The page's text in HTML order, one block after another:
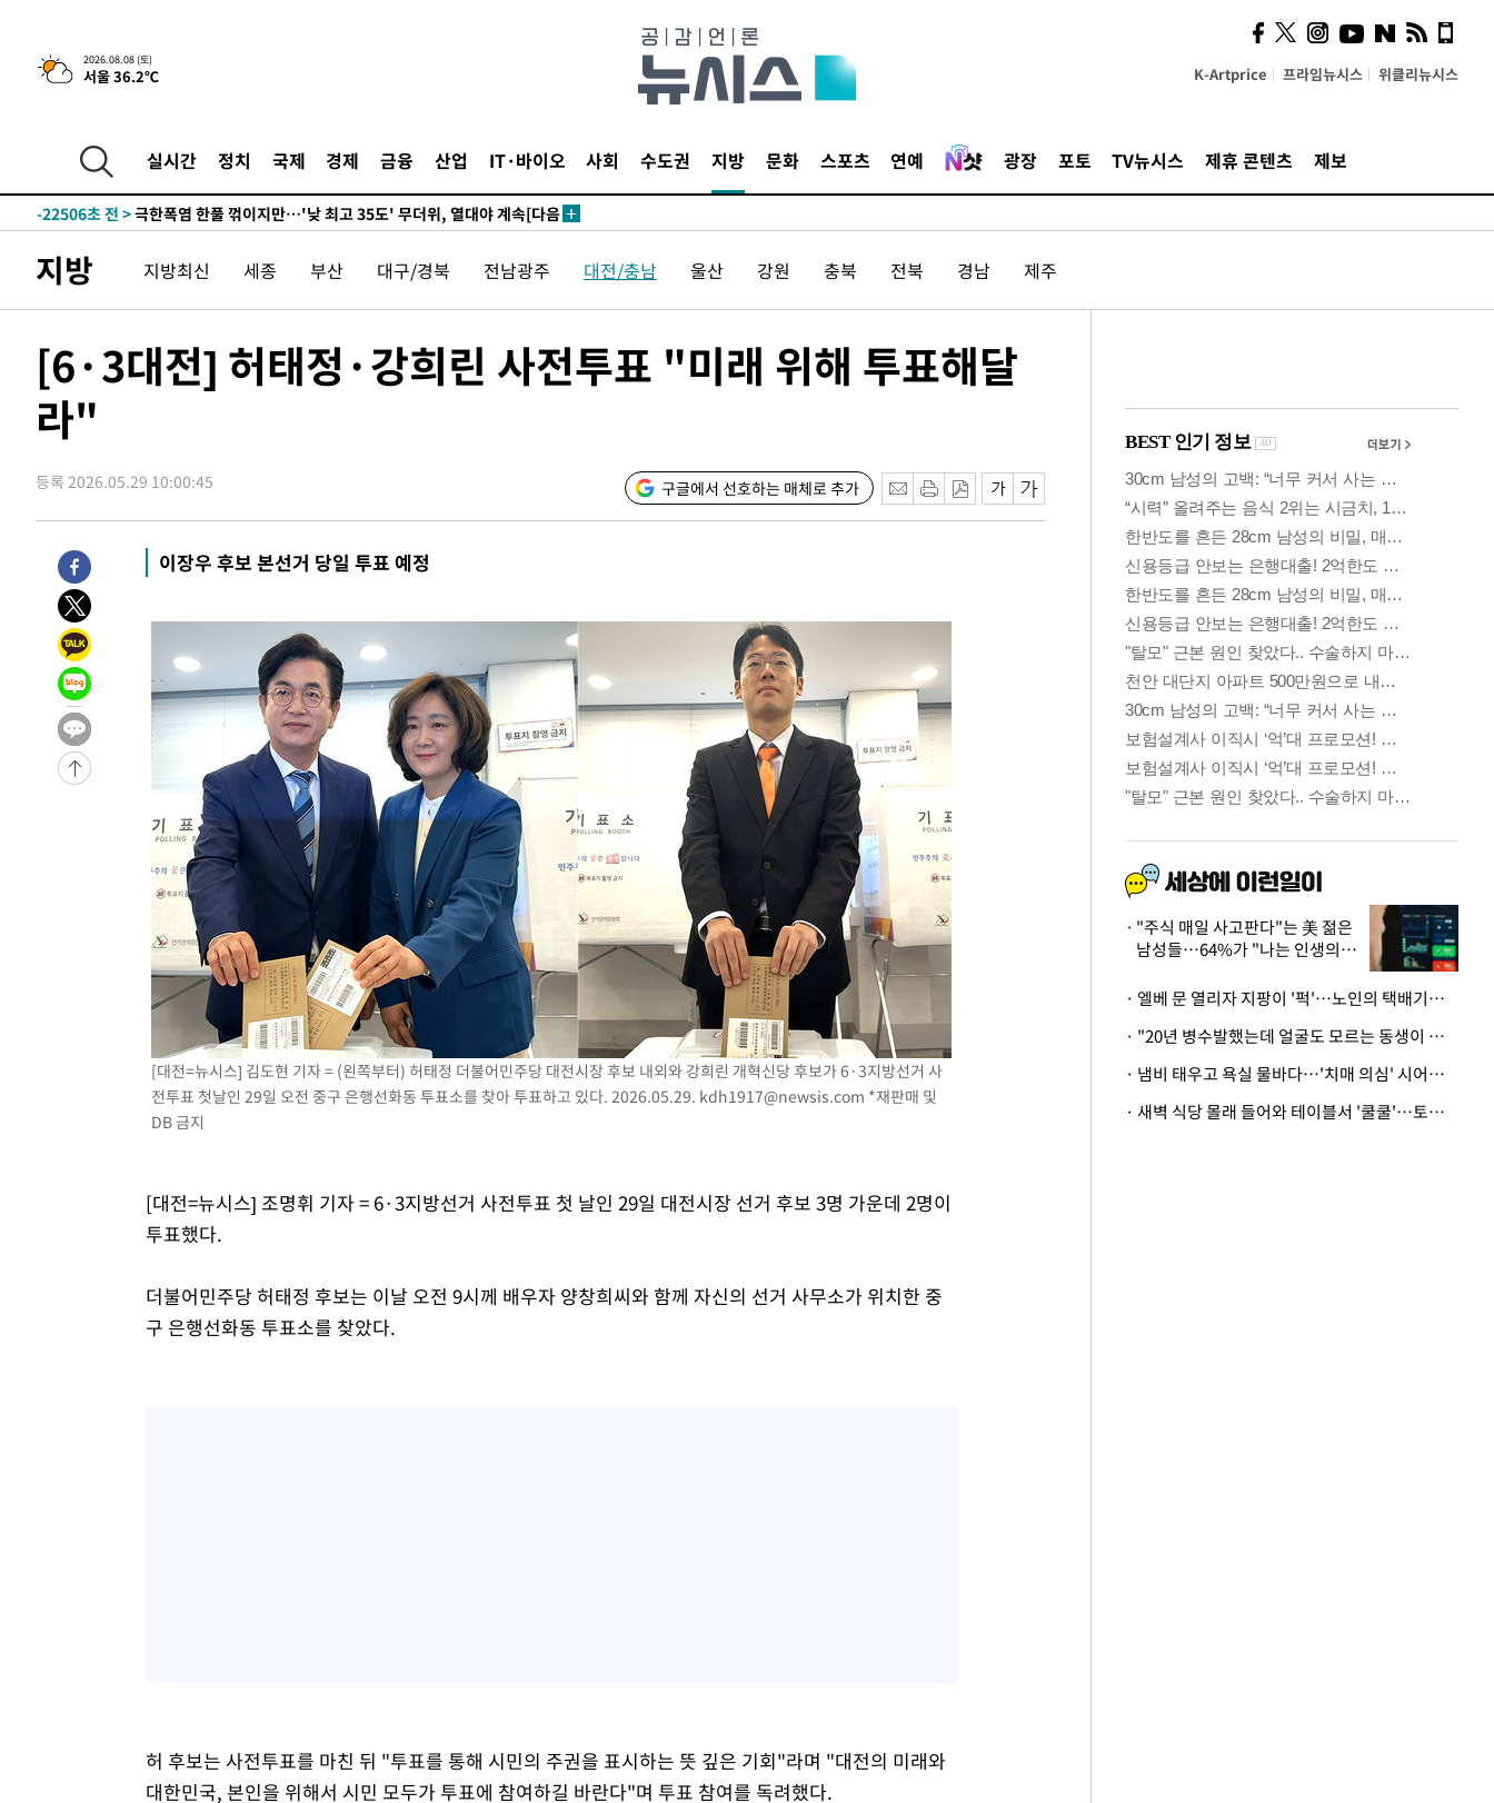
2026.08.08 (토)
서울 36.2℃ K-Artprice 프라임뉴시스 위클리뉴시스
실시간 정치 국제 경제 금융 산업 IT·바이오 사회 수도권 지방 문화 스포츠 연예 광장 포토 TV뉴시스 제휴 콘텐츠 제보
3분 전 >[속보]뉴욕증시 상승 마감…S&P 0.6% 나스닥 1.3%↑
-31659초 전 >백운산서 80년근 천종산삼 9뿌리 발견…감정가 1.3억원
-26903초 전 >
남자 농구, 나고야 아시안게임서 '홈팀' 일본과 한일전
-26279초 전 >
-22506초 전 >극한폭염 한풀 꺾이지만…'낮 최고 35도' 무더위, 열대야 계속[다음
-18041초 전 >
[속보]'압수수색·성접대 논란' 축구협회 "실망과 걱정 안겨드려 죄
-6662초 전 >'최고 37도' 폭염 지속…강원동해안 최대 150㎜ 비
-31659초 전 > 백운산서 80년근 천종산삼 9뿌리 발견…감정가 1.3억원
-29369초 전 >
-26903초 전 >
-22506초 전 >극한폭염 한풀 꺾이지만…'낮 최고 35도' 무더위, 열대야 계속[다음
주 날씨]
-19524초 전 >축구협회 "압수수색·성접대 논란 사과…쇄신의 기회로 삼겠다"
-18041초 전 >
[속보]'압수수색·성접대 논란' 축구협회 "실망과 걱정 안겨드려 죄
-6662초 전 >
3분 전 >[속보]뉴욕증시 상승 마감…S&P 0.6% 나스닥 1.3%↑
지방 지방최신 세종 부산 대구/경북 전남광주 대전/충남 울산 강원 충북 전북 경남 제주
[6·3대전] 허태정·강희린 사전투표 "미래 위해 투표해달
라"
등록 2026.05.29 10:00:45 구글에서 선호하는 매체로 추가
이장우 후보 본선거 당일 투표 예정
[대전=뉴시스] 김도현 기자 = (왼쪽부터) 허태정 더불어민주당 대전시장 후보 내외와 강희린 개혁신당 후보가 6·3지방선거 사
전투표 첫날인 29일 오전 중구 은행선화동 투표소를 찾아 투표하고 있다. 2026.05.29. kdh1917@newsis.com *재판매 및
DB 금지
[대전=뉴시스] 조명휘 기자 = 6·3지방선거 사전투표 첫 날인 29일 대전시장 선거 후보 3명 가운데 2명이
투표했다.
더불어민주당 허태정 후보는 이날 오전 9시께 배우자 양창희씨와 함께 자신의 선거 사무소가 위치한 중
구 은행선화동 투표소를 찾았다.
허 후보는 사전투표를 마친 뒤 "투표를 통해 시민의 주권을 표시하는 뜻 깊은 기회"라며 "대전의 미래와
대한민국, 본인을 위해서 시민 모두가 투표에 참여하길 바란다"며 투표 참여를 독려했다.
사이 해답 찾았죠"…알을
깨고 나온 '초자아'
"주식 매일 사고판다"는 美 젊은
남성들…64%가 "나는 인생의
· 엘베 문 열리자 지팡이 '퍽'…노인의 택배기사 폭행 이유
· "20년 병수발했는데 얼굴도 모르는 동생이 유산 절반을"…배다른 형제 상속권 있을까
· 냄비 태우고 욕실 물바다…'치매 의심' 시어머니 검사 권유했다가 '날벼락'
· 새벽 식당 몰래 들어와 테이블서 '쿨쿨'…토사물 남기고 사라진 남성